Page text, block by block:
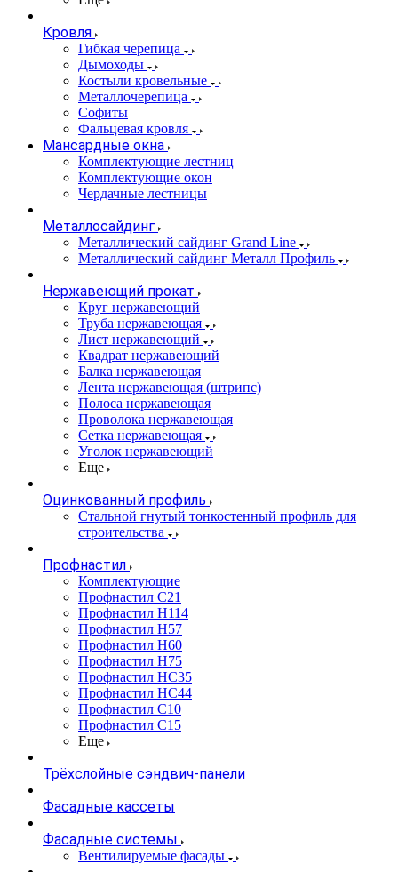
Кровля
Гибкая черепица
Дымоходы
Костыли кровельные
Металлочерепица
Софиты
Фальцевая кровля
Мансардные окна
Комплектующие лестниц
Комплектующие окон
Чердачные лестницы
Металлосайдинг
Металлический сайдинг Grand Line
Металлический сайдинг Металл Профиль
Нержавеющий прокат
Круг нержавеющий
Труба нержавеющая
Лист нержавеющий
Квадрат нержавеющий
Балка нержавеющая
Лента нержавеющая (штрипс)
Полоса нержавеющая
Проволока нержавеющая
Сетка нержавеющая
Уголок нержавеющий
Еще
Оцинкованный профиль
Стальной гнутый тонкостенный профиль для
строительства
Профнастил
Комплектующие
Профнастил C21
Профнастил Н114
Профнастил Н57
Профнастил Н60
Профнастил Н75
Профнастил НС35
Профнастил НС44
Профнастил С10
Профнастил С15
Еще
Трёхслойные сэндвич-панели
Фасадные кассеты
Фасадные системы
Вентилируемые фасады